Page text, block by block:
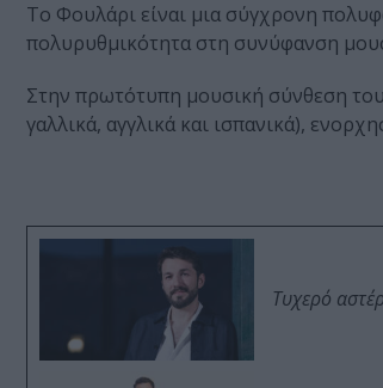
Το Φουλάρι είναι μια σύγχρονη
πολυρυθμικότητα στη συνύφανση
Στην πρωτότυπη μουσική σύνθεση
γαλλικά, αγγλικά και ισπανικά),
Τυχερό